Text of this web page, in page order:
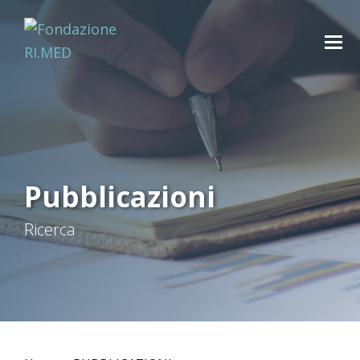
Pubblicazioni
Ricerca